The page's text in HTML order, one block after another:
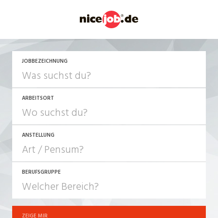
JOBBEZEICHNUNG
ARBEITSORT
ANSTELLUNG
JOB-TYP
Festanstellung
BERUFSGRUPPE
ZEIGE MIR